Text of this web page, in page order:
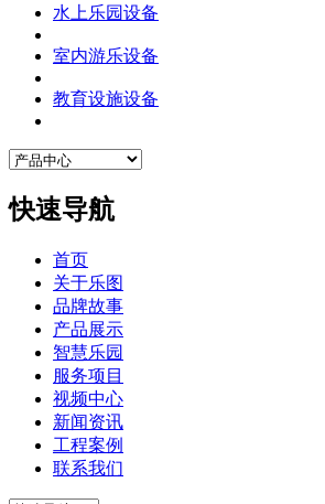
水上乐园设备
室内游乐设备
教育设施设备
快速导航
首页
关于乐图
品牌故事
产品展示
智慧乐园
服务项目
视频中心
新闻资讯
工程案例
联系我们